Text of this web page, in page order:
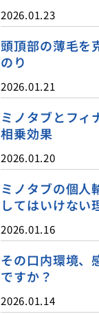
2026.01.23
頭頂部の薄毛を
のり
2026.01.21
ミノタブとフィ
相乗効果
2026.01.20
ミノタブの個人
してはいけない
2026.01.16
その口内環境、
ですか？
2026.01.14